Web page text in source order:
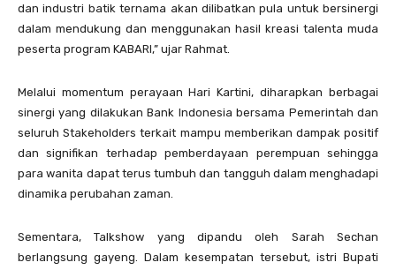
dan industri batik ternama akan dilibatkan pula untuk bersinergi
dalam mendukung dan menggunakan hasil kreasi talenta muda
peserta program KABARI,” ujar Rahmat.
Melalui momentum perayaan Hari Kartini, diharapkan berbagai
sinergi yang dilakukan Bank Indonesia bersama Pemerintah dan
seluruh Stakeholders terkait mampu memberikan dampak positif
dan signifikan terhadap pemberdayaan perempuan sehingga
para wanita dapat terus tumbuh dan tangguh dalam menghadapi
dinamika perubahan zaman.
Sementara, Talkshow yang dipandu oleh Sarah Sechan
berlangsung gayeng. Dalam kesempatan tersebut, istri Bupati